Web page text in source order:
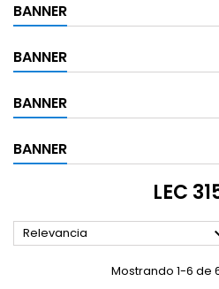
BANNER
BANNER
BANNER
BANNER
LEC
Relevancia
Mostrando 1-6 de